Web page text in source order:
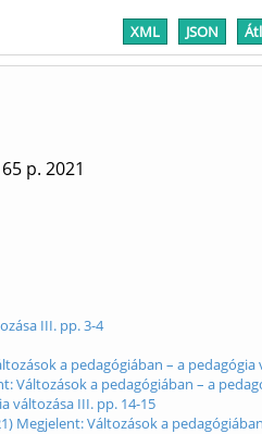
XML JSON
p. 2021
III. pp. 3-4
a pedagógiában – a pedagógia
a pedagógiában – a
változása III. pp. 14-15
Megjelent: Változások a